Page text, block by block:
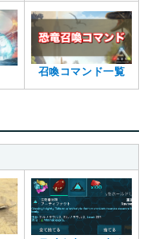
召喚コマンド一覧